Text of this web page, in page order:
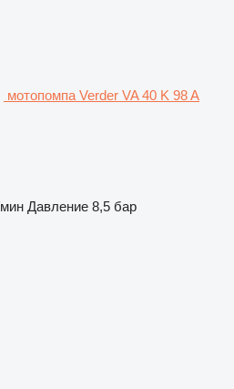
мотопомпа Verder VA 40 K 98 A
Давление 8,5 бар